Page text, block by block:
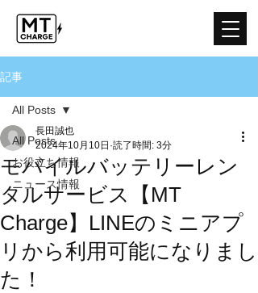
記事
All Posts
お役立ち情報
ニュース情報
All Posts
モバイルバッテリーレン
タルサービス【MT
Charge】LINEのミニアプ
リから利用可能になりまし
た！
長田誠也
2024年10月10日 読了時間: 3分